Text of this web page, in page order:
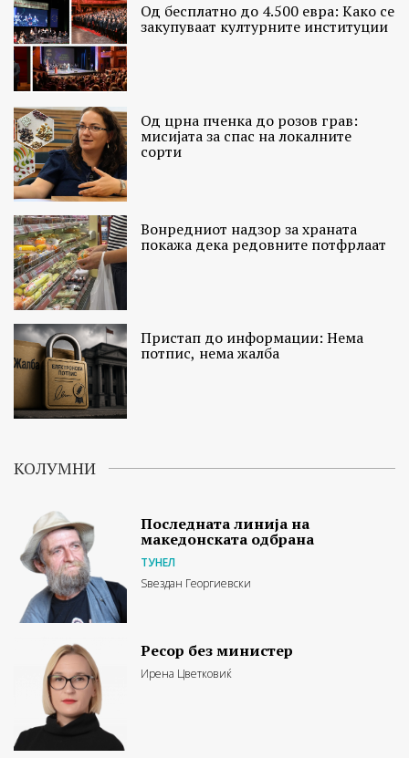
Од бесплатно до 4.500 евра: Како се
закупуваат културните институции
Од црна пченка до розов грав:
мисијата за спас на локалните
сорти
Вонредниот надзор за храната
покажа дека редовните потфрлаат
Пристап до информации: Нема
потпис, нема жалба
КОЛУМНИ
Последната линија на
македонската одбрана
ТУНЕЛ
Ѕвездан Георгиевски
Ресор без министер
Ирена Цветковиќ